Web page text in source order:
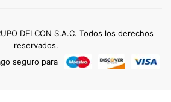
DELCON S.A.C. Todos los derechos
reservados.
seguro para